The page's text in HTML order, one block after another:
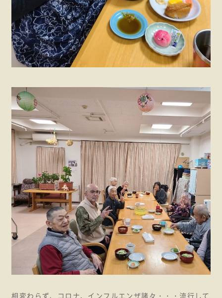
相変わらず、コロナ、インフルエンザ諸々・・・流行して